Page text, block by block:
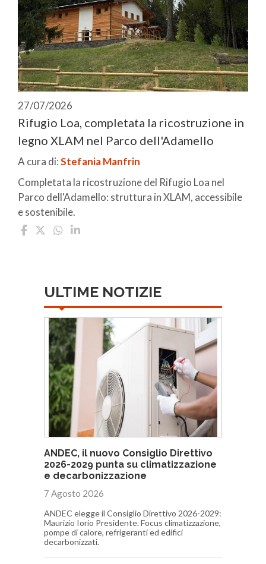
27/07/2026
Rifugio Loa, completata la ricostruzione in
legno XLAM nel Parco dell'Adamello
A cura di:Stefania Manfrin
Completata la ricostruzione del Rifugio Loa nel
Parco dell'Adamello: struttura in XLAM, accessibile
e sostenibile.
ULTIME NOTIZIE
ANDEC, il nuovo Consiglio Direttivo
2026-2029 punta su climatizzazione
e decarbonizzazione
7 Agosto 2026
ANDEC elegge il Consiglio Direttivo 2026-2029:
Maurizio Iorio Presidente. Focus climatizzazione,
pompe di calore, refrigeranti ed edifici
decarbonizzati.